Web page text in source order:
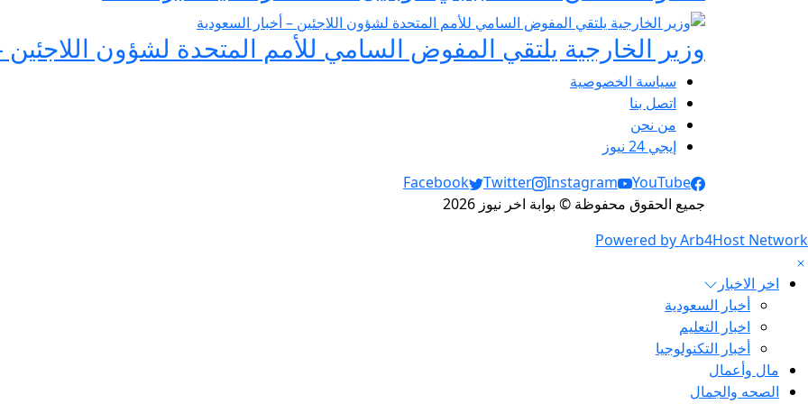
وزير الخارجية يلتقي المفوض السامي للأمم المتحدة لشؤون اللاجئين
سياسة الخصوصية
اتصل بنا
من نحن
إيجي 24 نيوز
Social Links
Facebook Twitter Instagram
YouTube
جميع الحقوق محفوظة © بوابة اخر نيوز 2026
Powered by Arb4Host Network
اخر الاخبار
أخبار السعودية
اخبار التعليم
أخبار التكنولوجيا
مال وأعمال
الصحه والجمال